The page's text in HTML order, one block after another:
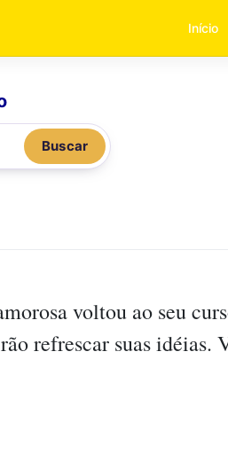
Início
Buscar
voltou ao seu
refrescar suas idéias.